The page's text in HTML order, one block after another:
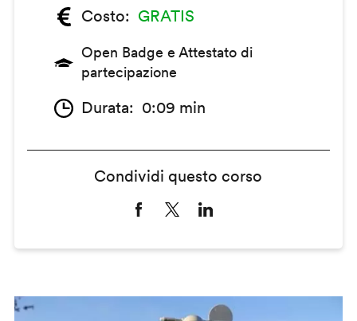
Costo
GRATIS
Open Badge e Attestato di
partecipazione
Durata 0:09 min
Condividi questo corso